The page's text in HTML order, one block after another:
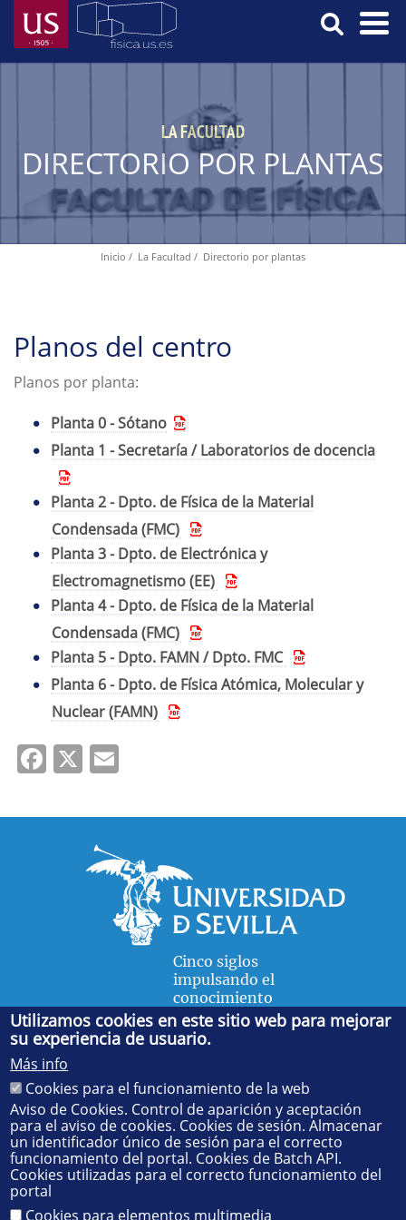
Pasar
contenido
LA FACULTAD
DIRECTORIO POR PLANTAS
Inicio La Facultad Directorio por plantas
Planos del centro
Planos por planta:
Planta 0 - Sótano
Planta 1 - Secretaría / Laboratorios de docencia
Planta 2 - Dpto. de Física de la Material
Condensada (FMC)
Planta 3 - Dpto. de Electrónica y
Electromagnetismo (EE)
Planta 4 - Dpto. de Física de la Material
Condensada (FMC)
Planta 5 - Dpto. FAMN / Dpto. FMC
Planta 6 - Dpto. de Física Atómica, Molecular y
Nuclear (FAMN)
Facebook
X
Cinco siglos
impulsando el
conocimiento
FACULTAD DE FÍSICA
Avda. de la Reina Mercedes, s/n. 41012 Sevilla. Tel.:
55 28 91. Administración:administradorfisica@us.es
Secretaría:jsecfisi@us.es- Decanato:ffisaog@us.es
Utilizamos cookies en este sitio web para mejorar
su experiencia de usuario.
Más info
Cookies para el funcionamiento de la web
Aviso de Cookies. Control de aparición y aceptación
para el aviso de cookies. Cookies de sesión. Almacenar
un identificador único de sesión para el correcto
funcionamiento del portal. Cookies de Batch API.
Cookies utilizadas para el correcto funcionamiento del
portal
Cookies para elementos multimedia